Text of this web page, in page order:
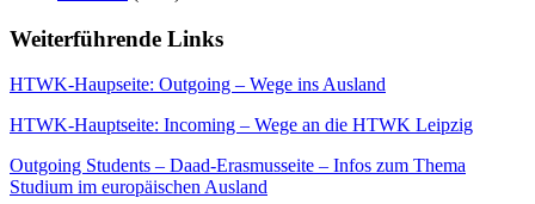
Weiterführende Links
HTWK-Haupseite: Outgoing – Wege ins Ausland
HTWK-Hauptseite: Incoming – Wege an die HTWK Leipzig
Outgoing Students – Daad-Erasmusseite – Infos zum Thema
Studium im europäischen Ausland